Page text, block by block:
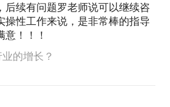
后续有问题罗老师说可以继续咨
操性工作来说，是非常棒的指导
意！！！
的增长？